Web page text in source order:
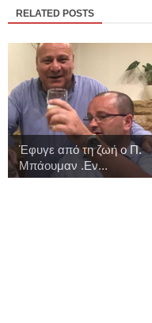
RELATED POSTS
Έφυγε από τη ζωή ο Π.
Μπάουμαν .Εν...